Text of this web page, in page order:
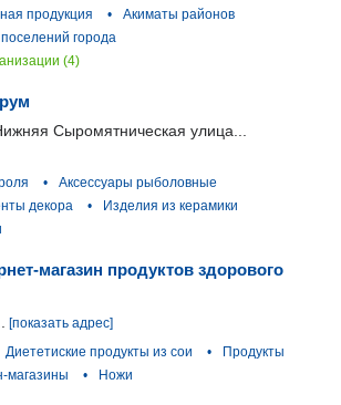
продукция •
Акиматы районов
города
(4)
Сыромятническая улица...
•
Аксессуары рыболовные
декора •
Изделия из керамики
магазин продуктов здорового
[показать адрес]
Диететиские продукты из сои •
Продукты
магазины • Ножи